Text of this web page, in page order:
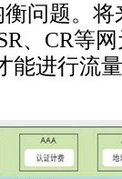
问题。
、CR等
能进行流